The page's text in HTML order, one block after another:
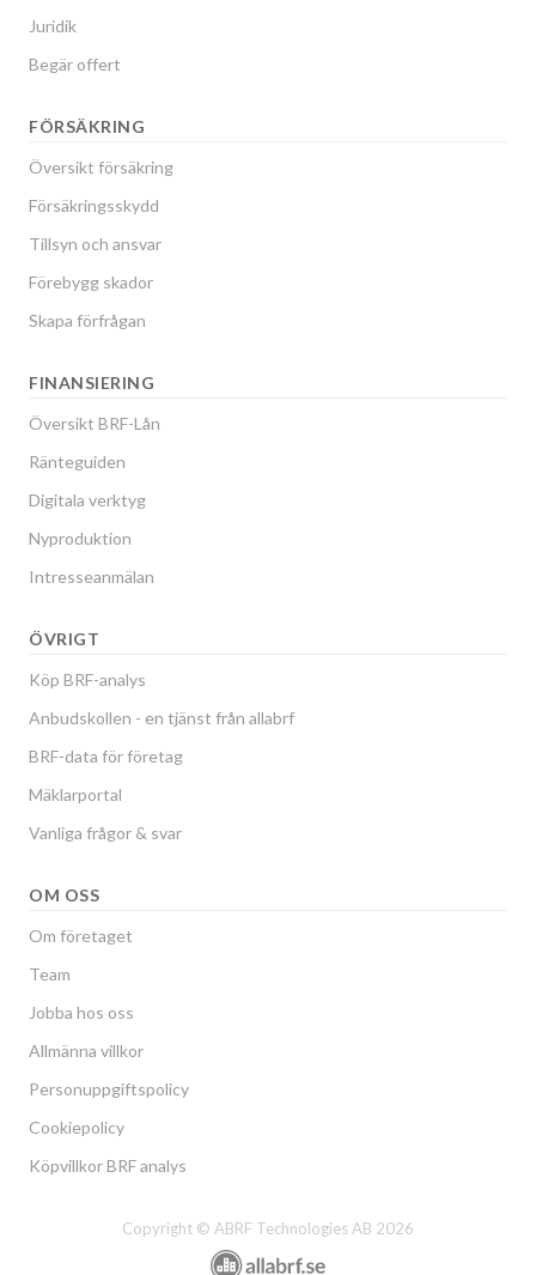
Juridik
Begär offert
FÖRSÄKRING
Översikt försäkring
Försäkringsskydd
Tillsyn och ansvar
Förebygg skador
Skapa förfrågan
FINANSIERING
Översikt BRF-Lån
Ränteguiden
Digitala verktyg
Nyproduktion
Intresseanmälan
ÖVRIGT
Köp BRF-analys
Anbudskollen - en tjänst från allabrf
BRF-data för företag
Mäklarportal
Vanliga frågor & svar
OM OSS
Om företaget
Team
Jobba hos oss
Allmänna villkor
Personuppgiftspolicy
Cookiepolicy
Köpvillkor BRF analys
Copyright © ABRF Technologies AB 2026